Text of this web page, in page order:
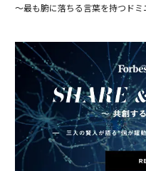
〜最も腑に落ちる言葉を持つド